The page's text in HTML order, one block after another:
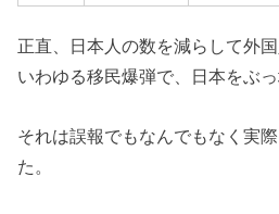
正直、日本人の数を減らして外国
いわゆる移民爆弾で、日本をぶっ
それは誤報でもなんでもなく実
た。